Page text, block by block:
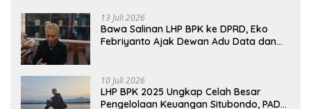
13 Juli 2026
Bawa Salinan LHP BPK ke DPRD, Eko
Febriyanto Ajak Dewan Adu Data dan
10 Juli 2026
LHP BPK 2025 Ungkap Celah Besar
Pengelolaan Keuangan Situbondo, PAD